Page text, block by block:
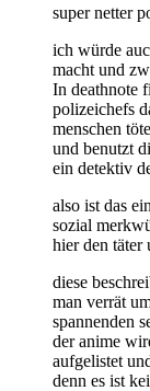
super netter
ich würde
macht und
In deathnote
polizeichefs
menschen
und benutzt
ein detektiv
also ist das
sozial
hier den täter
diese
man verrät
spannenden
der anime
aufgelistet
denn es ist